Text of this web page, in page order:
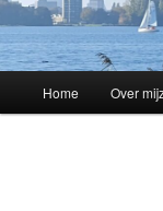
Skip
Home Over